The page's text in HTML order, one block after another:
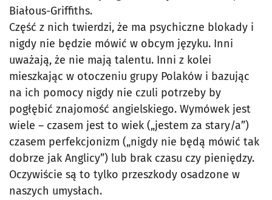
Białous-Griffiths.
Część z nich twierdzi, że ma psychiczne blokady i
nigdy nie będzie mówić w obcym języku. Inni
uważają, że nie mają talentu. Inni z kolei
mieszkając w otoczeniu grupy Polaków i bazując
na ich pomocy nigdy nie czuli potrzeby by
pogłębić znajomość angielskiego. Wymówek jest
wiele – czasem jest to wiek („jestem za stary/a”)
czasem perfekcjonizm („nigdy nie będą mówić tak
dobrze jak Anglicy”) lub brak czasu czy pieniędzy.
Oczywiście są to tylko przeszkody osadzone w
naszych umysłach.